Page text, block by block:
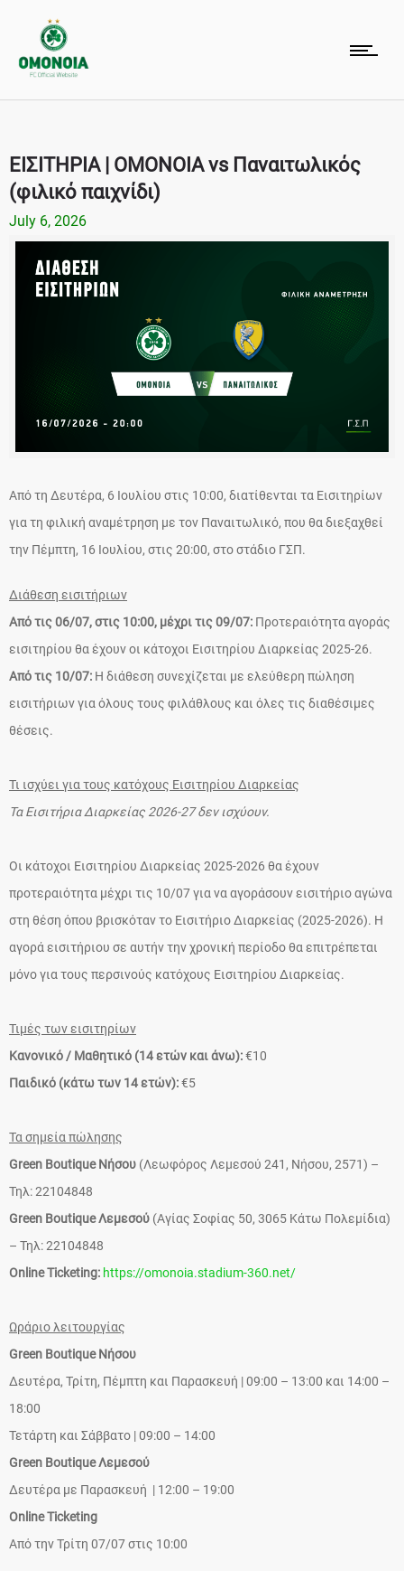
ΕΙΣΙΤΗΡΙΑ | ΟΜΟΝΟΙΑ vs Παναιτωλικός
(φιλικό παιχνίδι)
July 6, 2026
Από τη Δευτέρα, 6 Ιουλίου στις 10:00, διατίθενται τα Εισιτηρίων
για τη φιλική αναμέτρηση με τον Παναιτωλικό, που θα διεξαχθεί
την Πέμπτη, 16 Ιουλίου, στις 20:00, στο στάδιο ΓΣΠ.
Διάθεση εισιτήριων
Από τις 06/07, στις 10:00, μέχρι τις 09/07: Προτεραιότητα αγοράς
εισιτηρίου θα έχουν οι κάτοχοι Εισιτηρίου Διαρκείας 2025-26.
Από τις 10/07: Η διάθεση συνεχίζεται με ελεύθερη πώληση
εισιτήριων για όλους τους φιλάθλους και όλες τις διαθέσιμες
θέσεις.
Τι ισχύει για τους κατόχους Εισιτηρίου Διαρκείας
Τα Εισιτήρια Διαρκείας 2026-27 δεν ισχύουν.
Οι κάτοχοι Εισιτηρίου Διαρκείας 2025-2026 θα έχουν
προτεραιότητα μέχρι τις 10/07 για να αγοράσουν εισιτήριο αγώνα
στη θέση όπου βρισκόταν το Εισιτήριο Διαρκείας (2025-2026). Η
αγορά εισιτήριου σε αυτήν την χρονική περίοδο θα επιτρέπεται
μόνο για τους περσινούς κατόχους Εισιτηρίου Διαρκείας.
Τιμές των εισιτηρίων
Κανονικό / Μαθητικό (14 ετών και άνω):€10
Παιδικό (κάτω των 14 ετών):€5
Τα σημεία πώλησης
Green Boutique Νήσου (Λεωφόρος Λεμεσού 241, Νήσου, 2571) –
Τηλ: 22104848
Green Boutique Λεμεσού (Αγίας Σοφίας 50, 3065 Κάτω Πολεμίδια)
– Τηλ: 22104848
Online Ticketing: https://omonoia.stadium-360.net/
Ωράριο λειτουργίας
Green Boutique Νήσου
Δευτέρα, Τρίτη, Πέμπτη και Παρασκευή | 09:00 – 13:00 και 14:00 –
18:00
Τετάρτη και Σάββατο | 09:00 – 14:00
Green Boutique Λεμεσού
Δευτέρα με Παρασκευή | 12:00 – 19:00
Online Ticketing
Από την Τρίτη 07/07 στις 10:00